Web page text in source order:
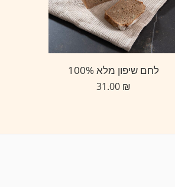
לחם שיפון מלא 100%
₪